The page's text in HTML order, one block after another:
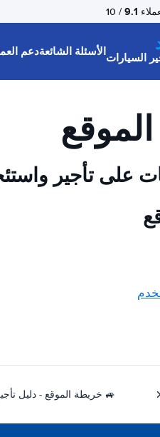
9.1
/ 10
السياراتالأسئلة الشائعةدعم
على تأجير
🚙 خريطة الموقع - دليل